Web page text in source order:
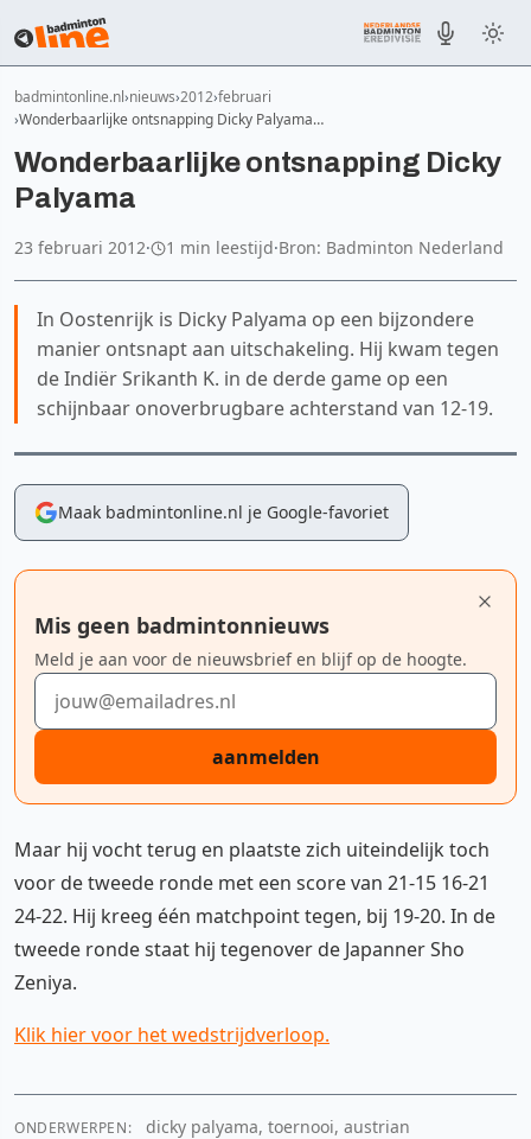
badmintonline.nl nieuws 2012 februari
Wonderbaarlijke ontsnapping Dicky Palyama…
Wonderbaarlijke ontsnapping Dicky
Palyama
23 februari 2012· 1 min leestijd·Bron: Badminton Nederland
In Oostenrijk is Dicky Palyama op een bijzondere
manier ontsnapt aan uitschakeling. Hij kwam tegen
de Indiër Srikanth K. in de derde game op een
schijnbaar onoverbrugbare achterstand van 12-19.
Maak badmintonline.nl je Google-favoriet
Mis geen badmintonnieuws
Meld je aan voor de nieuwsbrief en blijf op de hoogte.
E-mailadres
aanmelden
Maar hij vocht terug en plaatste zich uiteindelijk toch
voor de tweede ronde met een score van 21-15 16-21
24-22. Hij kreeg één matchpoint tegen, bij 19-20. In de
tweede ronde staat hij tegenover de Japanner Sho
Zeniya.
Klik hier voor het wedstrijdverloop.
ONDERWERPEN:
dicky palyama, toernooi, austrian